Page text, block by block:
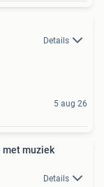
Details
5 aug 26
met muziek
Details